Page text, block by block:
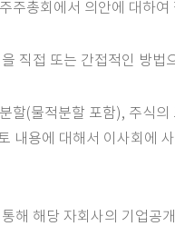
총회에서 의안에 대하
직접 또는 간접적인 방법
(물적분할 포함), 주식
내용에 대해서 이사회에
해 해당 자회사의 기업공